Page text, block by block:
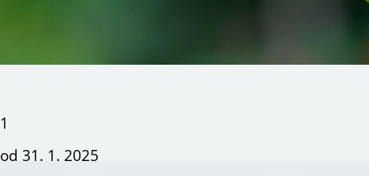
1
od 31. 1. 2025